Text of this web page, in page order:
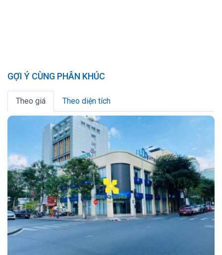
GỢI Ý CÙNG PHÂN KHÚC
Theo giá Theo diện tích